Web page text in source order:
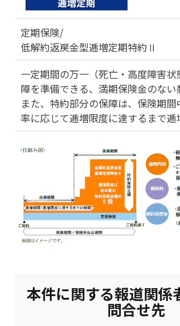
定期保険/
低解約返戻金型逓増定期特約Ⅱ
一定期間の万一（死亡・高度障害
障を準備できる、満期保険金のない
また、特約部分の保障は、保険期
率に応じて逓増限度に達するまで逓
本件に関する報道関係
問合せ先